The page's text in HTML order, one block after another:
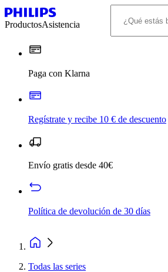
ProductosAsistencia
Paga con Klarna
Regístrate y recibe 10 € de descuento
Envío gratis desde 40€
Política de devolución de 30 días
Todas las series